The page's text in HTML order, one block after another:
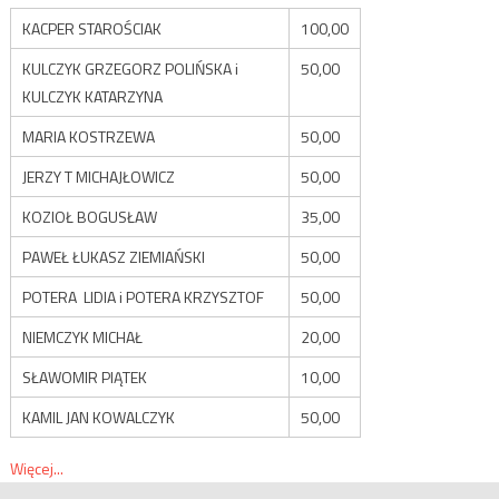
KACPER STAROŚCIAK
100,00
KULCZYK GRZEGORZ POLIŃSKA i
KULCZYK KATARZYNA
50,00
MARIA KOSTRZEWA
50,00
JERZY T MICHAJŁOWICZ
50,00
KOZIOŁ BOGUSŁAW
35,00
PAWEŁ ŁUKASZ ZIEMIAŃSKI
50,00
POTERA LIDIA i POTERA KRZYSZTOF
50,00
NIEMCZYK MICHAŁ
20,00
SŁAWOMIR PIĄTEK
10,00
KAMIL JAN KOWALCZYK
50,00
Więcej...